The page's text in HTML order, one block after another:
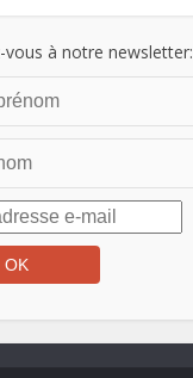
vous à notre newsletter: